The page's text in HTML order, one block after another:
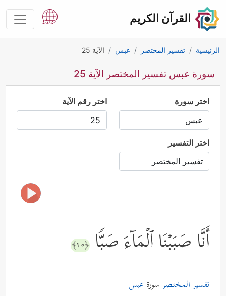
القرآن الكريم
الرئيسية تفسير المختصر عبس الآية 25
سورة عبس تفسير المختصر الآية 25
اختر سورة اختر رقم الآية
اختر التفسير
أَنَّا صَبَبۡنَا ٱلۡمَاۤءَ صَبࣰّا ﴿٢٥﴾
تفسير المختصرسورة عبس